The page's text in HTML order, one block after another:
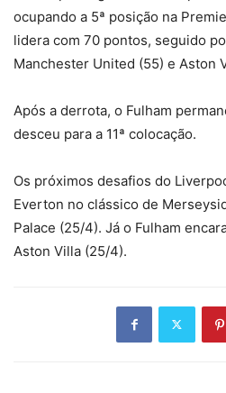
ocupando a 5ª posição na
lidera com 70 pontos, seguido
Manchester United (55) e Aston
Após a derrota, o Fulham
desceu para a 11ª colocação.
Os próximos desafios do
Everton no clássico de
Palace (25/4). Já o Fulham
Aston Villa (25/4).